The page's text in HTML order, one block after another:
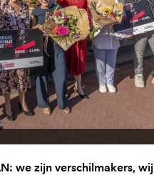
we zijn verschilmakers, wij